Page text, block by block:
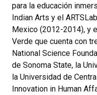
para la educación
Indian Arts y el
Mexico (2012-2014), y
Verde que cuenta con
National Science
de Sonoma State, la
la Universidad de
Innovation in Human